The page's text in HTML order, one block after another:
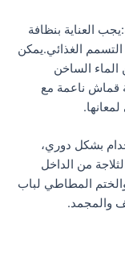
العناية بنظافة
الغذائي.يمكن
الساخن
قماش ناعمة مع
بشكل دوري،
من الداخل
المطاطي لباب
والمجمد.